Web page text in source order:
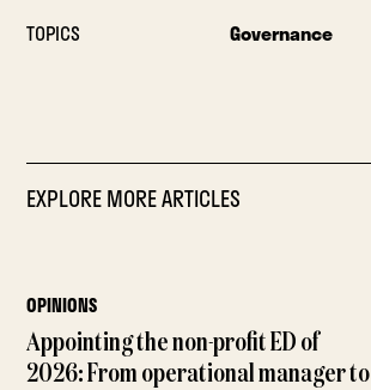
TOPICS Governance
EXPLORE MORE ARTICLES
OPINIONS
Appointing the non-profit ED of
2026: From operational manager to